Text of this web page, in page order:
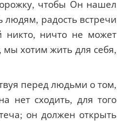
чтобы Он нашел
людям, радость встречи
никто, ничто не может
мы хотим жить для себя,
перед людьми о том,
нет сходить, для того
он должен открыть